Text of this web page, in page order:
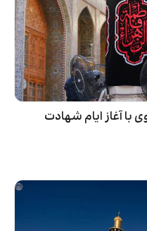
آغاز ایام شهادت